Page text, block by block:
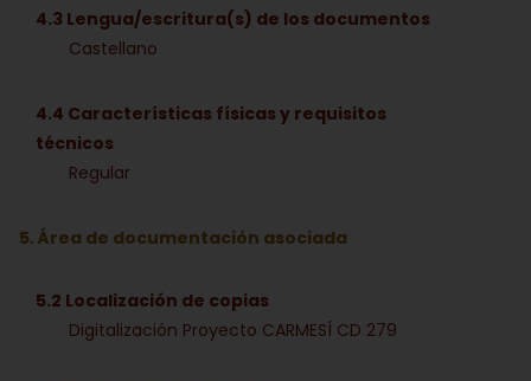
4.3 Lengua/escritura(s) de los documentos
Castellano
4.4 Características físicas y requisitos
técnicos
Regular
5. Área de documentación asociada
5.2 Localización de copias
Digitalización Proyecto CARMESÍ CD 279